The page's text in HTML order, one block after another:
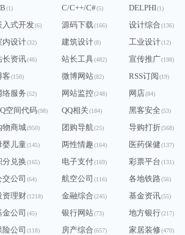
(1) C/C++/C#(5) DELPHI(1)
入式开发(6) 源码下载(166) 设计综合(136)
内设计(32) 建筑设计(8) 工业设计(12)
长资讯(46) 站长工具(482) 宣传推广(198)
客(150) 微博网站(82) RSS订阅(19)
络服务(52) 网站监控(248) 网店(84)
空间代码(98) QQ相关(184) 黑客安全(53)
物商城(950) 团购导航(25) 导购打折(568)
婴儿童(145) 两性情趣(164) 医药保健(137)
分兑换(165) 电子支付(169) 彩票平台(131)
交公司 (64) 航空公司 (116) 各地铁路(56)
资理财(1218) 金融综合(245) 基金资讯(55)
金公司 (45) 银行网站(73) 地方银行(217)
险公司 (118) 房产综合(657) 家居装修(470)